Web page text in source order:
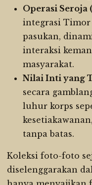
Operasi Seroja
integrasi
pasukan,
interaksi
masyarakat.
Nilai Inti yang
secara
luhur korps
tanpa batas.
Koleksi foto-foto
diselenggarakan